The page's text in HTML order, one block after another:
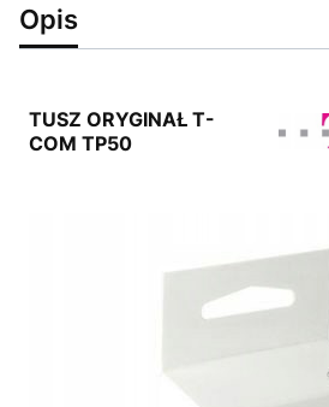
Opis
TUSZ ORYGINAŁ T-
COM TP50